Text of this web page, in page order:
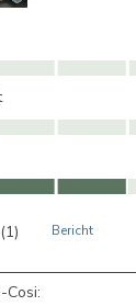
von 5
(1) Bericht